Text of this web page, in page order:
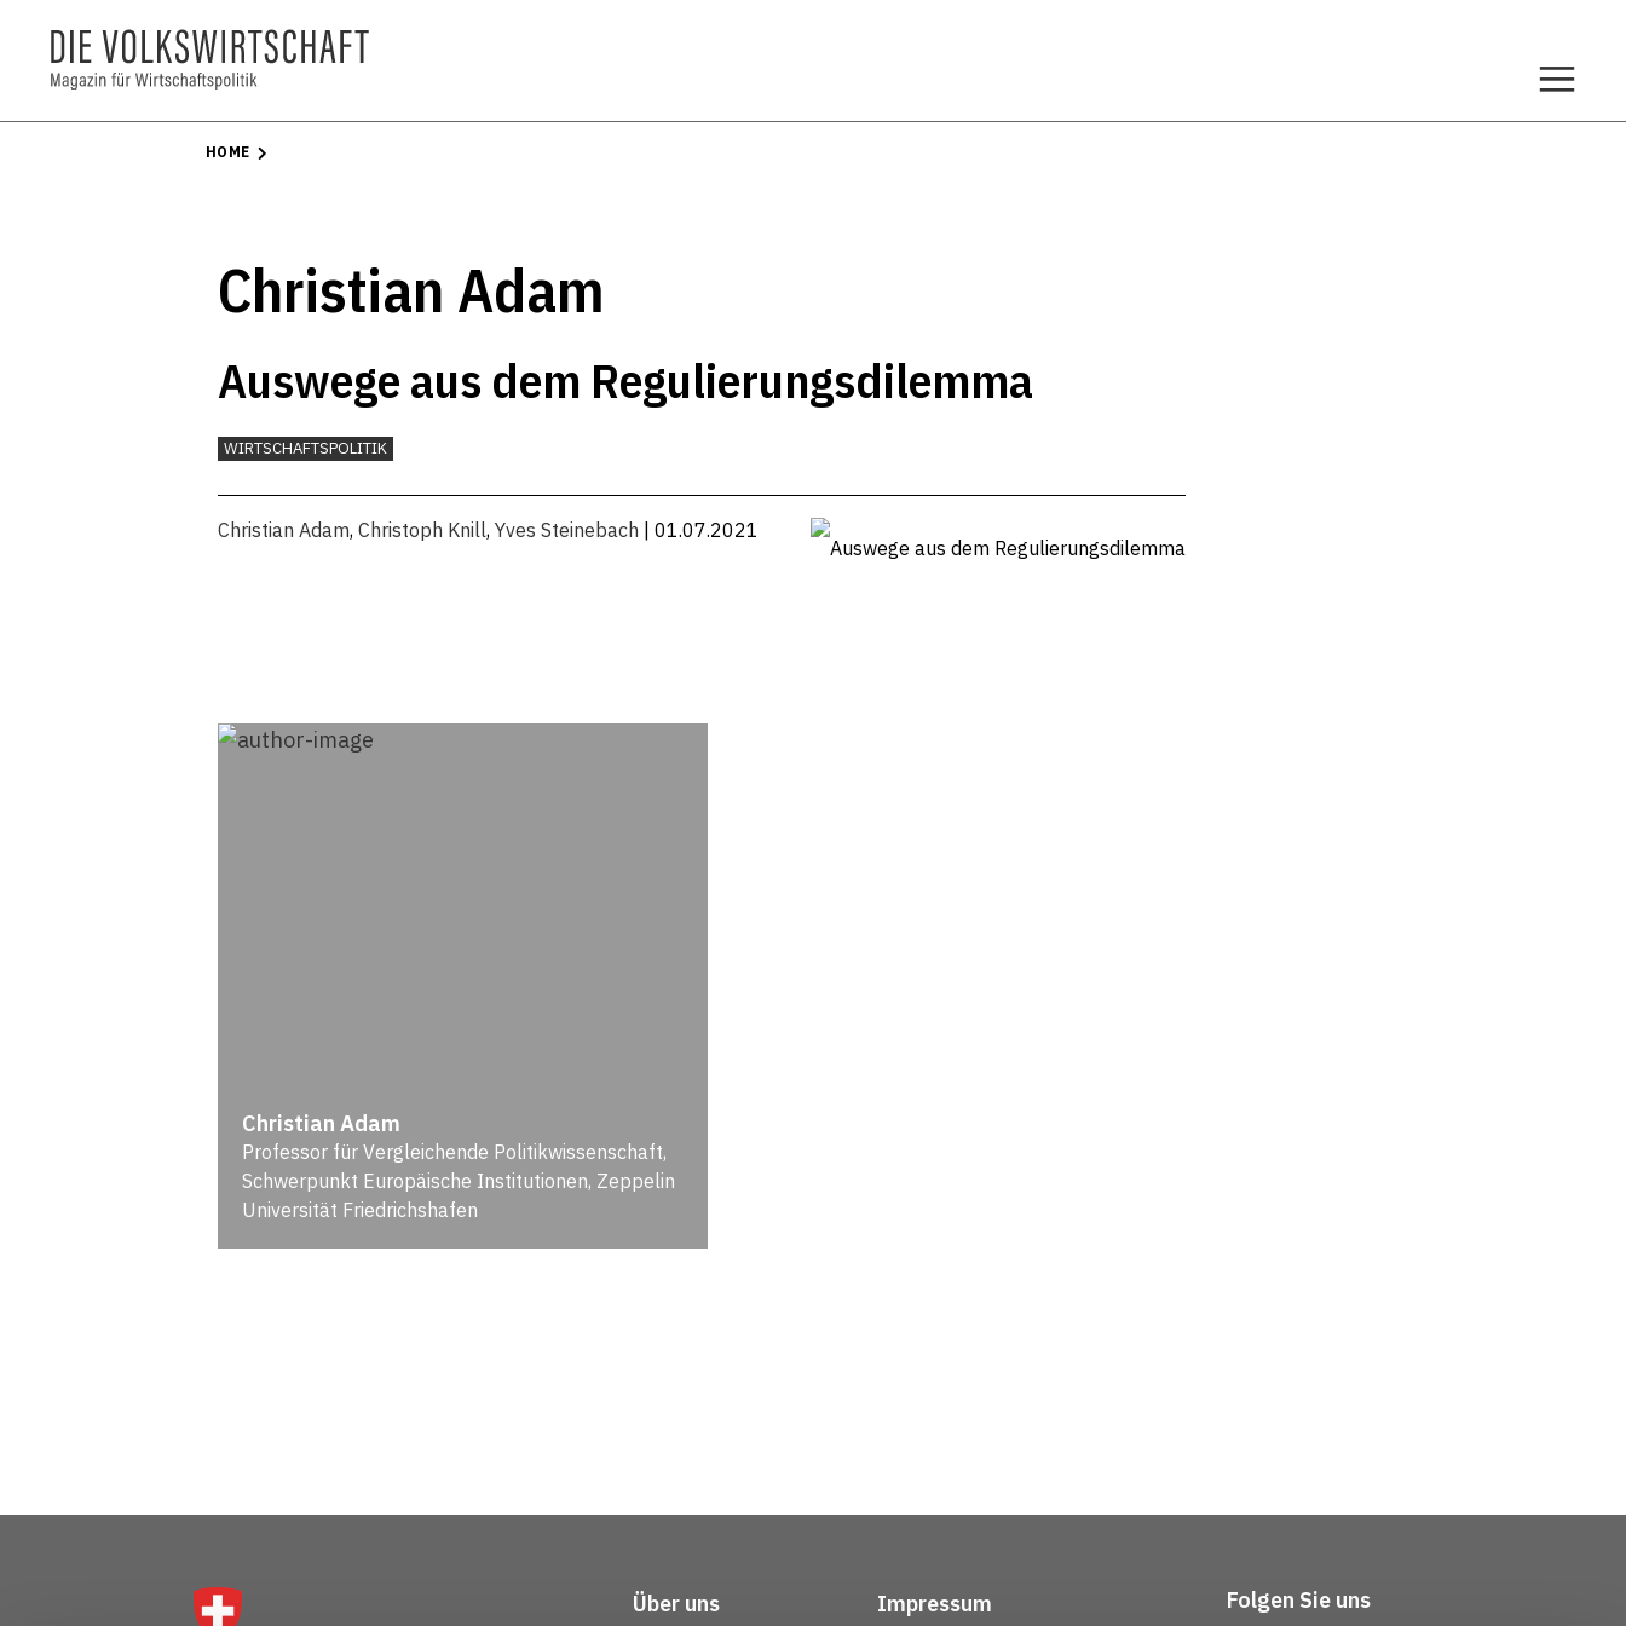
HOME
Christian Adam
Auswege aus dem Regulierungsdilemma
WIRTSCHAFTSPOLITIK
Christian Adam, Christoph Knill, Yves Steinebach | 01.07.2021
Christian Adam
Professor für Vergleichende Politikwissenschaft,
Schwerpunkt Europäische Institutionen, Zeppelin
Universität Friedrichshafen
Über uns Impressum Folgen Sie uns